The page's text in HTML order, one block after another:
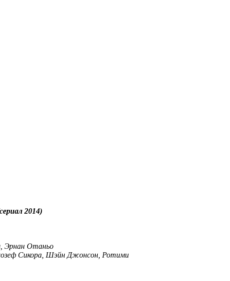
2014)
Эрнан Отаньо
Сикора, Шэйн Джонсон, Ротими